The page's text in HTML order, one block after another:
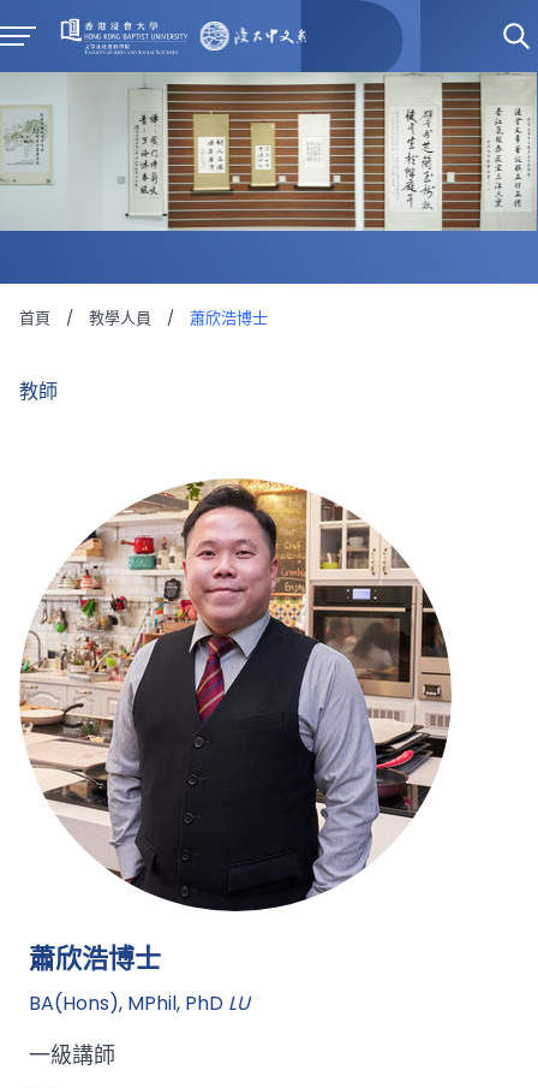
首頁 / 教學人員 / 蕭欣浩博士
教師
蕭欣浩博士
BA(Hons), MPhil, PhD LU
一級講師